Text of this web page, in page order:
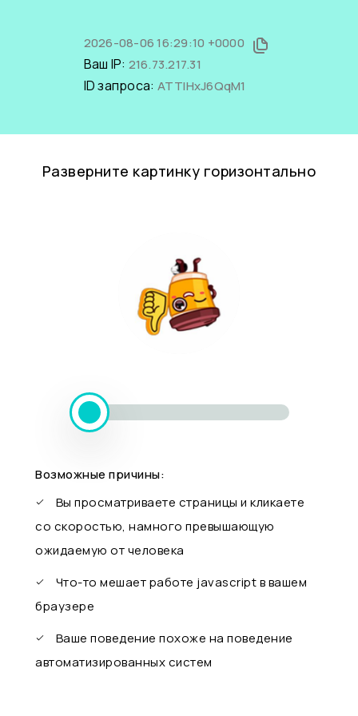
2026-08-06 16:29:10 +0000
Ваш IP: 216.73.217.31
ID запроса: ATTIHxJ6QqM1
Разверните картинку горизонтально
Возможные причины:
Вы просматриваете страницы и кликаете
со скоростью, намного превышающую
ожидаемую от человека
Что-то мешает работе javascript в вашем
браузере
Ваше поведение похоже на поведение
автоматизированных систем